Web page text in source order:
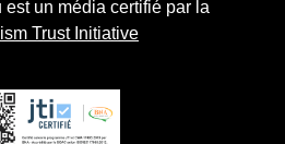
un média certifié par la
Trust Initiative